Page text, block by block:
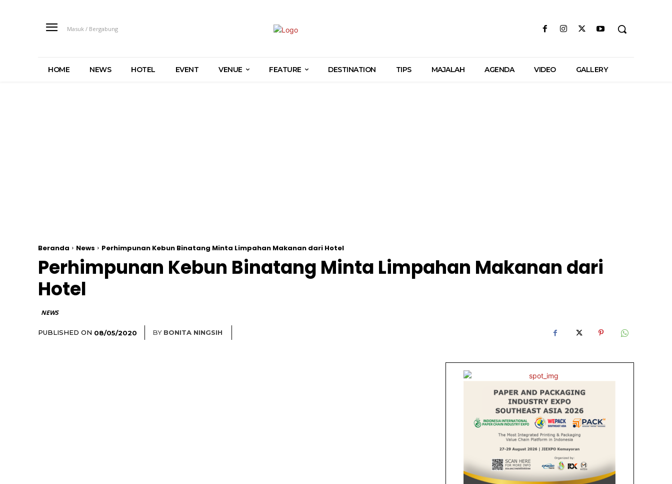
Masuk / Bergabung
HOME NEWS HOTEL EVENT VENUE FEATURE DESTINATION TIPS MAJALAH AGENDA VIDEO GALLERY
Beranda News Perhimpunan Kebun Binatang Minta Limpahan Makanan dari Hotel
Perhimpunan Kebun Binatang Minta Limpahan Makanan dari
Hotel
NEWS
PUBLISHED ON 08/05/2020 BY BONITA NINGSIH